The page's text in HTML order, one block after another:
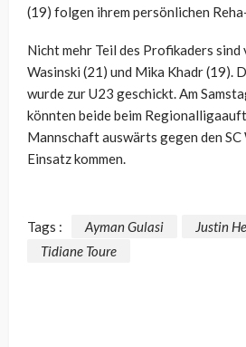
(19) folgen ihrem persönlichen
Nicht mehr Teil des Profikaders
Wasinski (21) und Mika Khadr (19).
wurde zur U23 geschickt. Am
könnten beide beim
Mannschaft auswärts gegen den SC
Einsatz kommen.
Tags : Ayman Gulasi
Justin
Tidiane Toure